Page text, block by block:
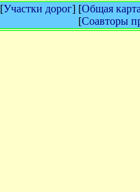
[Участки дорог] [Общая
[Соавторы